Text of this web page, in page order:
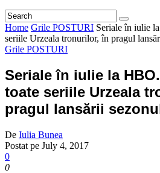
Home Grile POSTURI Seriale în iulie
seriile Urzeala tronurilor, în pragul
Grile POSTURI
Seriale în iulie la
toate seriile Urzeala
pragul lansării
De Iulia Bunea
Postat pe July 4, 2017
0
0